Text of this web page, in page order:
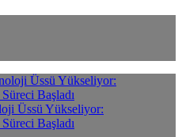
Üssü Yükseliyor:
Başladı